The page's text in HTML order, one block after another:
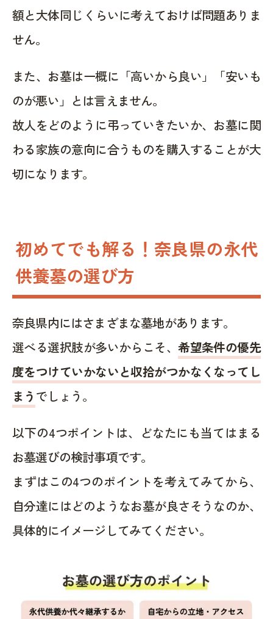
額と大体同じくらいに考えておけば問題ありま
せん。
また、お墓は一概に「高いから良い」「安いも
のが悪い」とは言えません。
故人をどのように弔っていきたいか、お墓に関
わる家族の意向に合うものを購入することが大
切になります。
初めてでも解る！奈良県の永代
供養墓の選び方
奈良県内にはさまざまな墓地があります。
選べる選択肢が多いからこそ、希望条件の優先
度をつけていかないと収拾がつかなくなってし
まう でしょう。
以下の4つポイントは、どなたにも当てはまる
お墓選びの検討事項です。
まずはこの4つのポイントを考えてみてから、
自分達にはどのようなお墓が良さそうなのか、
具体的にイメージしてみてください。